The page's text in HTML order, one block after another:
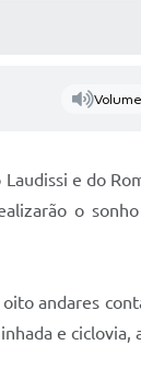
Volume
e do
o
andares
e ciclovia,